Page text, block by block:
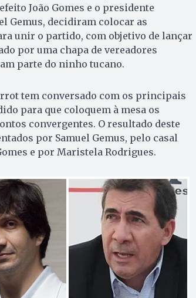
João Gomes e o presidente
Gemus, decidiram colocar as
unir o partido, com objetivo de lançar
por uma chapa de vereadores
parte do ninho tucano.
tem conversado com os principais
para que coloquem à mesa os
convergentes. O resultado deste
por Samuel Gemus, pelo casal
e por Maristela Rodrigues.